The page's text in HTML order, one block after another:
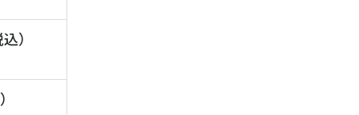
）